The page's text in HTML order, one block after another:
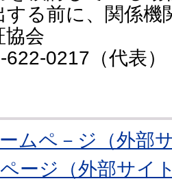
する前に、関係
協会
0217（代表）
ムペ－ジ（外部
ージ（外部サイ